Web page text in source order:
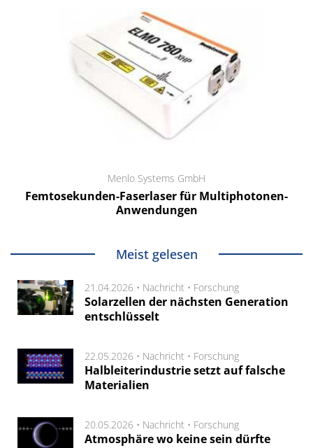
Menlo Systems GmbH
Femtosekunden-Faserlaser für Multiphotonen-
Anwendungen
Meist gelesen
21.04.2026 • Nachricht • Forschung
Solarzellen der nächsten Generation
entschlüsselt
22.05.2026 • Nachricht • Forschung
Halbleiterindustrie setzt auf falsche
Materialien
20.05.2026 • Nachricht • Forschung
Atmosphäre wo keine sein dürfte